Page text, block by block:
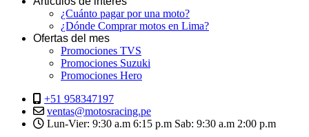
¿Cuánto pagar por una moto?
¿Dónde Comprar motos en Lima?
Ofertas del mes
Promociones TVS
Promociones Suzuki
Promociones Hero
+51 958347197
ventas@motosracing.pe
Lun-Vier: 9:30 a.m 6:15 p.m Sab: 9:30 a.m 2:00 p.m